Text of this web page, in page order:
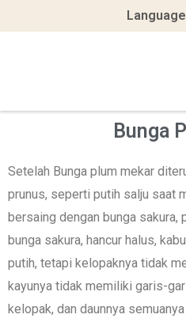
Language
Bunga
Setelah Bunga plum mekar
prunus, seperti putih salju saat
bersaing dengan bunga sakura,
bunga sakura, hancur halus,
putih, tetapi kelopaknya tidak
kayunya tidak memiliki garis-
kelopak, dan daunnya